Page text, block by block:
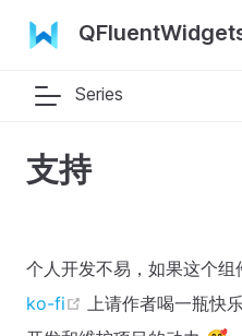
Series
支持
个人开发不易，如果这个
ko-fi
open in new
上请作者喝一瓶快